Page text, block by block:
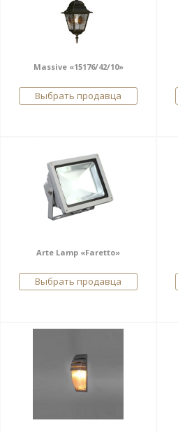
Massive «15176/42/10»
Выбрать продавца
Arte Lamp «Faretto»
Выбрать продавца